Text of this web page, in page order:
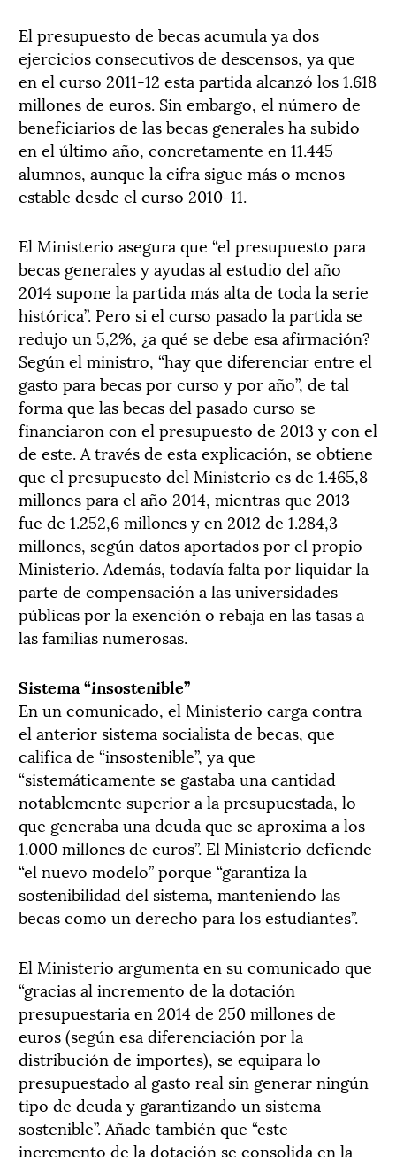
El presupuesto de becas acumula ya dos
ejercicios consecutivos de descensos, ya que
en el curso 2011-12 esta partida alcanzó los 1.618
millones de euros. Sin embargo, el número de
beneficiarios de las becas generales ha subido
en el último año, concretamente en 11.445
alumnos, aunque la cifra sigue más o menos
estable desde el curso 2010-11.
El Ministerio asegura que “el presupuesto para
becas generales y ayudas al estudio del año
2014 supone la partida más alta de toda la serie
histórica”. Pero si el curso pasado la partida se
redujo un 5,2%, ¿a qué se debe esa afirmación?
Según el ministro, “hay que diferenciar entre el
gasto para becas por curso y por año”, de tal
forma que las becas del pasado curso se
financiaron con el presupuesto de 2013 y con el
de este. A través de esta explicación, se obtiene
que el presupuesto del Ministerio es de 1.465,8
millones para el año 2014, mientras que 2013
fue de 1.252,6 millones y en 2012 de 1.284,3
millones, según datos aportados por el propio
Ministerio. Además, todavía falta por liquidar la
parte de compensación a las universidades
públicas por la exención o rebaja en las tasas a
las familias numerosas.
Sistema “insostenible”
En un comunicado, el Ministerio carga contra
el anterior sistema socialista de becas, que
califica de “insostenible”, ya que
“sistemáticamente se gastaba una cantidad
notablemente superior a la presupuestada, lo
que generaba una deuda que se aproxima a los
1.000 millones de euros”. El Ministerio defiende
“el nuevo modelo” porque “garantiza la
sostenibilidad del sistema, manteniendo las
becas como un derecho para los estudiantes”.
El Ministerio argumenta en su comunicado que
“gracias al incremento de la dotación
presupuestaria en 2014 de 250 millones de
euros (según esa diferenciación por la
distribución de importes), se equipara lo
presupuestado al gasto real sin generar ningún
tipo de deuda y garantizando un sistema
sostenible”. Añade también que “este
incremento de la dotación se consolida en la